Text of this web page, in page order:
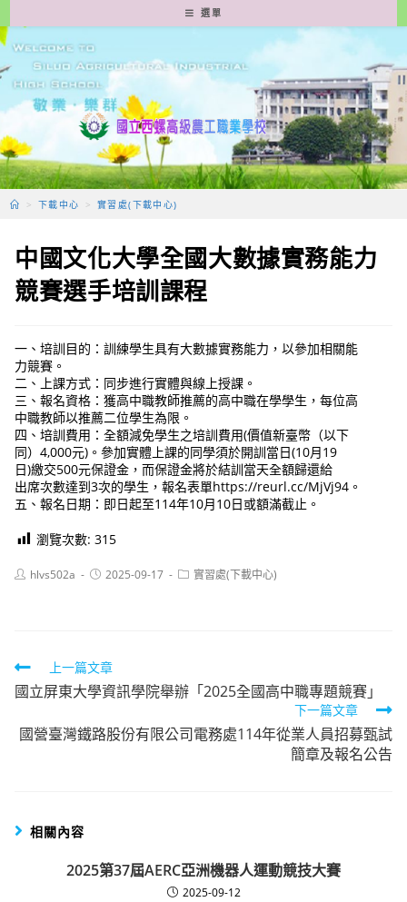
轉
至
要
容
選單
> 下載中心 > 實習處(下載中心)
中國文化大學全國大數據實務能力
競賽選手培訓課程
一、培訓目的：訓練學生具有大數據實務能力，以參加相關能
力競賽。
二、上課方式：同步進行實體與線上授課。
三、報名資格：獲高中職教師推薦的高中職在學學生，每位高
中職教師以推薦二位學生為限。
四、培訓費用：全額減免學生之培訓費用(價值新臺幣（以下
同）4,000元)。參加實體上課的同學須於開訓當日(10月19
日)繳交500元保證金，而保證金將於結訓當天全額歸還給
出席次數達到3次的學生，報名表單https://reurl.cc/MjVj94。
五、報名日期：即日起至114年10月10日或額滿截止。
瀏覽次數: 315
Posthlvs502a
Post2025-09-17
Post實習處(下載中心)
Read
more
articles
上一篇文章
國立屏東大學資訊學院舉辦「2025全國高中職專題競賽」
下一篇文章
國營臺灣鐵路股份有限公司電務處114年從業人員招募甄試
簡章及報名公告
相關內容
2025第37屆AERC亞洲機器人運動競技大賽
2025-09-12